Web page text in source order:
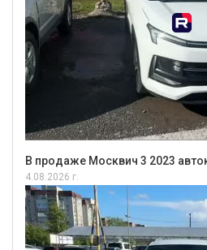
В продаже Москвич 3 2023
4.08.2026 г.